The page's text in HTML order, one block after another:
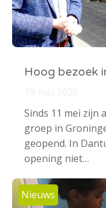
Hoog bezoek
Sinds 11 mei zijn
groep in
geopend. In
opening niet…
Nieuws